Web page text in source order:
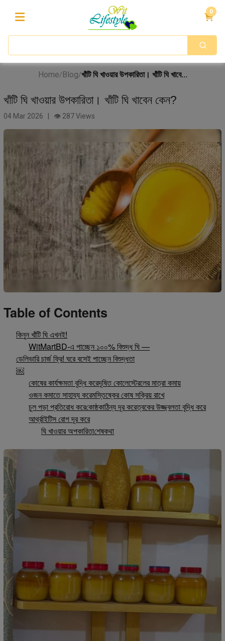
0
Home/Blog/খাঁটি ঘি খাওয়ার উপকারিতা। খাঁটি ঘি খাবে...
খাঁটি ঘি খাওয়ার উপকারিতা। খাঁটি ঘি খাবেন কেন?
04 Mar 2026 | 👁 287 Views
Table of Contents
কিনুন খাঁটি ঘি এখনই!
WitMartBD-এ পাচ্ছেন ১০০% বিশুদ্ধ ঘি —
ডেলিভারি চার্জ ফ্রি! ঘরে বসেই পাচ্ছেন বিশুদ্ধতা
￼
কোষের কার্যক্ষমতা বৃদ্ধি করেদূষিত কোলেস্টেরলের মাত্রা কমায়
ওজন কমাতে সাহায্য করেমস্তিষ্কের কোষ সক্রিয় রাখে
চুল পড়া প্রতিরোধ করেকোষ্ঠকাঠিন্য দূর করেত্বকের উজ্জ্বলতা বৃদ্ধি করে
আর্থ্রাইটিস রোগ দূর করে
ঘি খাওয়ার অপকারিতাশেষকথা